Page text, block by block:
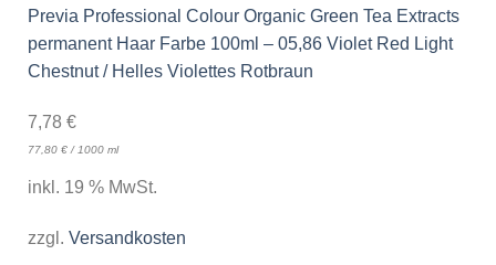
Previa Professional Colour Organic Green Tea Extracts
permanent Haar Farbe 100ml – 05,86 Violet Red Light
Chestnut / Helles Violettes Rotbraun
7,78 €
77,80 €/ 1000 ml
inkl. 19 % MwSt.
zzgl. Versandkosten